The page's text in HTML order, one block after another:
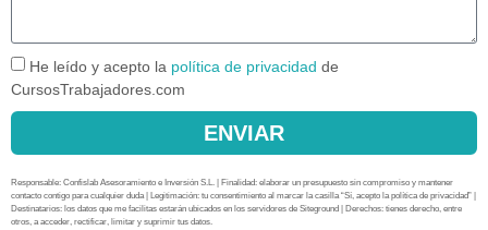
He leído y acepto la política de privacidad de
CursosTrabajadores.com
ENVIAR
Responsable: Confislab Asesoramiento e Inversión S.L. | Finalidad: elaborar un presupuesto sin compromiso y mantener
contacto contigo para cualquier duda | Legitimación: tu consentimiento al marcar la casilla “Sí, acepto la política de privacidad” |
Destinatarios: los datos que me facilitas estarán ubicados en los servidores de Siteground | Derechos: tienes derecho, entre
otros, a acceder, rectificar, limitar y suprimir tus datos.